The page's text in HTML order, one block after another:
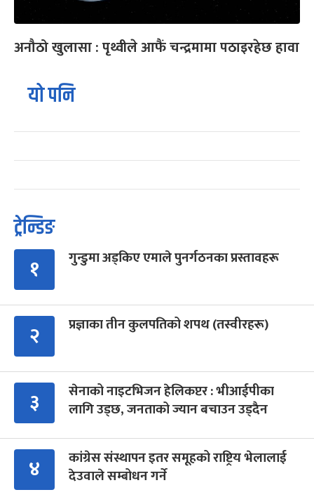
अनौठो खुलासा : पृथ्वीले आफैं चन्द्रमामा पठाइरहेछ हावा
यो पनि
ट्रेन्डिङ
१ गुन्डुमा अड्किए एमाले पुनर्गठनका प्रस्तावहरू
२ प्रज्ञाका तीन कुलपतिको शपथ (तस्वीरहरू)
३
सेनाको नाइटभिजन हेलिकप्टर : भीआईपीका
लागि उड्छ, जनताको ज्यान बचाउन उड्दैन
४
कांग्रेस संस्थापन इतर समूहको राष्ट्रिय भेलालाई
देउवाले सम्बोधन गर्ने